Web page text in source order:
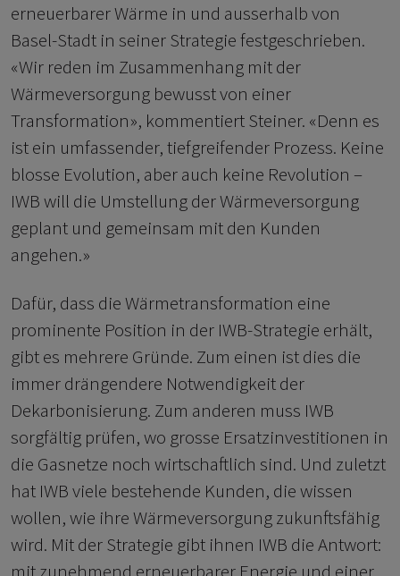
erneuerbarer Wärme in und ausserhalb von
Basel-Stadt in seiner Strategie festgeschrieben.
«Wir reden im Zusammenhang mit der
Wärmeversorgung bewusst von einer
Transformation», kommentiert Steiner. «Denn es
ist ein umfassender, tiefgreifender Prozess. Keine
blosse Evolution, aber auch keine Revolution –
IWB will die Umstellung der Wärmeversorgung
geplant und gemeinsam mit den Kunden
angehen.»
Dafür, dass die Wärmetransformation eine
prominente Position in der IWB-Strategie erhält,
gibt es mehrere Gründe. Zum einen ist dies die
immer drängendere Notwendigkeit der
Dekarbonisierung. Zum anderen muss IWB
sorgfältig prüfen, wo grosse Ersatzinvestitionen in
die Gasnetze noch wirtschaftlich sind. Und zuletzt
hat IWB viele bestehende Kunden, die wissen
wollen, wie ihre Wärmeversorgung zukunftsfähig
wird. Mit der Strategie gibt ihnen IWB die Antwort: